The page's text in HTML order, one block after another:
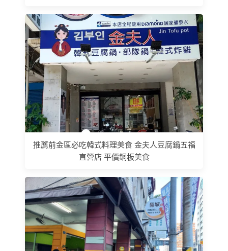
推薦前金區必吃韓式料理美食 金夫人豆腐鍋五福
直營店 平價銅板美食